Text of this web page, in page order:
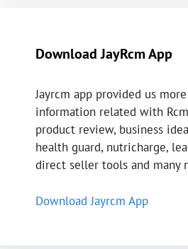
Download JayRcm App
Jayrcm app provided us
information related with
product review, business
health guard, nutricharge,
direct seller tools and many
Download Jayrcm App